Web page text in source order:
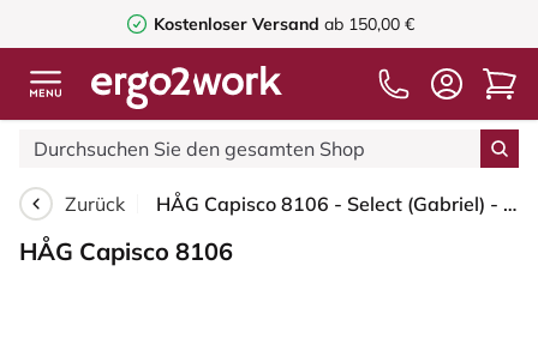
Kostenloser Versand ab 150,00 €
Zurück HÅG Capisco 8106 - Select (Gabriel) - Wolle / Polyamid - SC61186 - Chestnut - Weiß - 200 mm (Sitzhöhe 46-64cm) - Bodengleiter
HÅG Capisco 8106